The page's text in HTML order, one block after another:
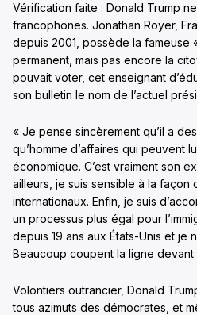
Vérification faite : Donald Trump
francophones. Jonathan Royer,
depuis 2001, possède la fameuse
permanent, mais pas encore la
pouvait voter, cet enseignant
son bulletin le nom de l’actuel
« Je pense sincèrement qu’il a
qu’homme d’affaires qui peuvent
économique. C’est vraiment son
ailleurs, je suis sensible à la
internationaux. Enfin, je suis
un processus plus égal pour
depuis 19 ans aux États-Unis et je
Beaucoup coupent la ligne
Volontiers outrancier, Donald
tous azimuts des démocrates, et